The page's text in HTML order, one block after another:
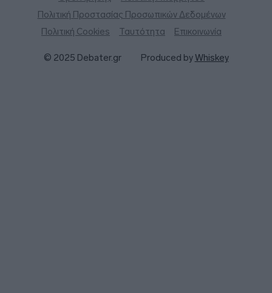
Πολιτική Προστασίας Προσωπικών Δεδομένων
Πολιτική Cookies
Ταυτότητα Επικοινωνία
© 2025 Debater.gr Produced byWhiskey